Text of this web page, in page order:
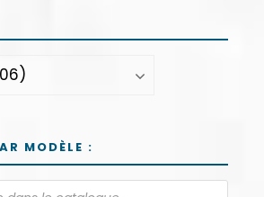
MODÈLE :